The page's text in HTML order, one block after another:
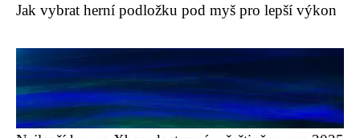
Jak vybrat herní podložku pod myš pro lepší výkon